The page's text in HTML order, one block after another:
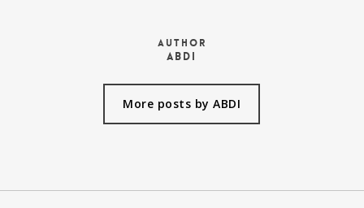
Author
ABDI
More posts by ABDI